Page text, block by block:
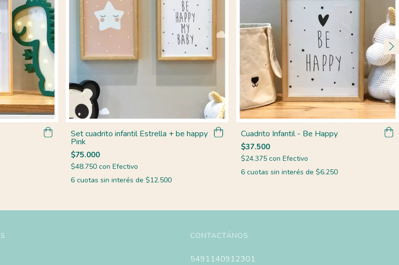
Set cuadrito infantil Estrella + be happy
Pink
$75.000
$48.750 con Efectivo
6 cuotas sin interés de $12.500
Cuadrito Infantil - Be Happy
$37.500
$24.375con Efectivo
6 cuotas sin interés de$6.250
CONTACTÁNOS
5491140912301